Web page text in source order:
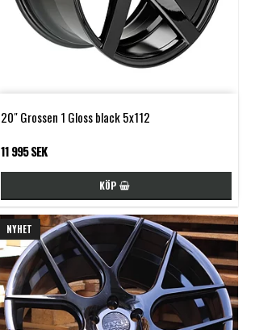
20" Grossen 1 Gloss black 5x112
11 995 SEK
KÖP
NYHET